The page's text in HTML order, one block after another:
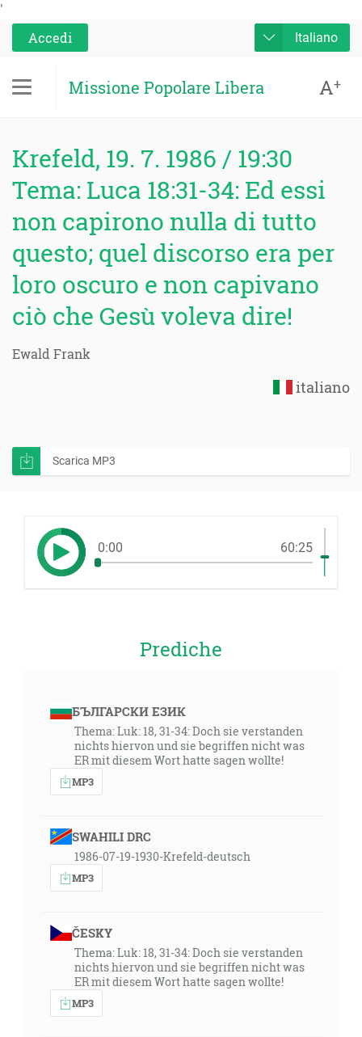
'
Accedi
Italiano
Missione Popolare Libera A+
Krefeld, 19. 7. 1986 / 19:30
Tema: Luca 18:31-34: Ed essi
non capirono nulla di tutto
questo; quel discorso era per
loro oscuro e non capivano
ciò che Gesù voleva dire!
Ewald Frank
italiano
Scarica MP3
0:00 60:25
Prediche
БЪЛГАРСКИ ЕЗИК
Thema: Luk: 18, 31-34: Doch sie verstanden
nichts hiervon und sie begriffen nicht was
ER mit diesem Wort hatte sagen wollte!
MP3
SWAHILI DRC
1986-07-19-1930-Krefeld-deutsch
MP3
ČESKY
Thema: Luk: 18, 31-34: Doch sie verstanden
nichts hiervon und sie begriffen nicht was
ER mit diesem Wort hatte sagen wollte!
MP3